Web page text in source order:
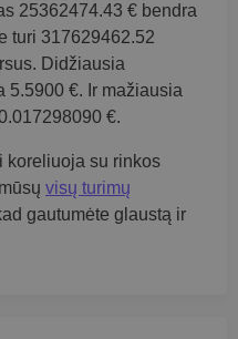
25362474.43 € bendra
turi 317629462.52
Didžiausia
5.5900 €. Ir mažiausia
€.
koreliuoja su rinkos
visų turimų
gautumėte glaustą ir